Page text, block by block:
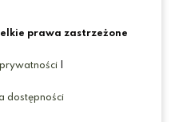
prawa zastrzeżone
|
dostępności